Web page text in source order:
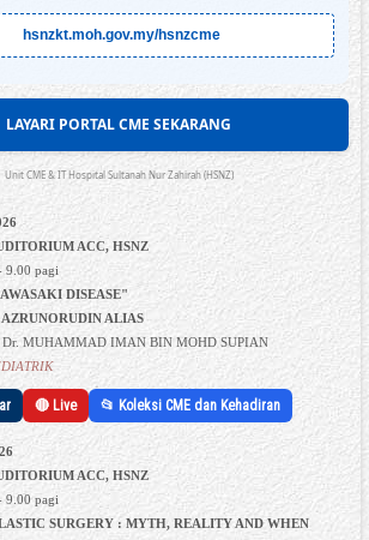
hsnzkt.moh.gov.my/hsnzcme
LAYARI PORTAL CME SEKARANG
Unit CME & IT Hospital Sultanah Nur Zahirah (HSNZ)
ACC, HSNZ
9.00 pagi
DISEASE"
AZRUNORUDIN ALIAS
Dr. MUHAMMAD IMAN BIN MOHD SUPIAN
🔴 Live 📂 Koleksi CME dan Kehadiran
ACC, HSNZ
9.00 pagi
SURGERY : MYTH, REALITY AND WHEN